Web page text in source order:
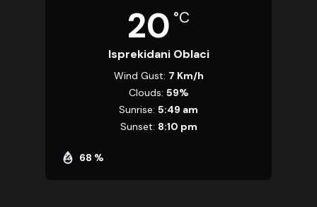
20 °C
Isprekidani Oblaci
68 %
Wind Gust: 7 Km/h
Clouds: 59%
Sunrise: 5:49 am
Sunset: 8:10 pm